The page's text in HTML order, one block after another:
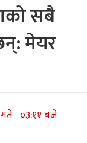
सबै
मेयर
गते ०३:११ बजे